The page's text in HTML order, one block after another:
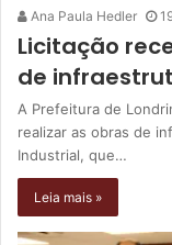
Ana Paula Hedler
Licitação
de
A Prefeitura de
realizar as obras de
Industrial, que…
Leia mais »